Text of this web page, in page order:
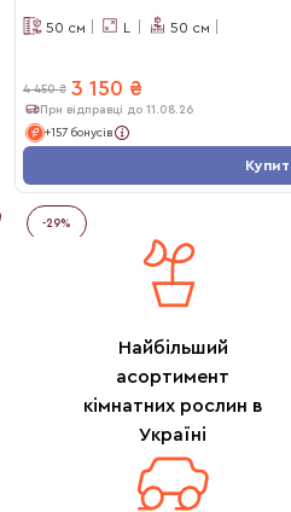
50 см L 50 см
4 450 ₴ 3 150 ₴
При відправці до 11.08.26
+157 бонусів
-29%
Найбільший
асортимент
кімнатних рослин в
Україні